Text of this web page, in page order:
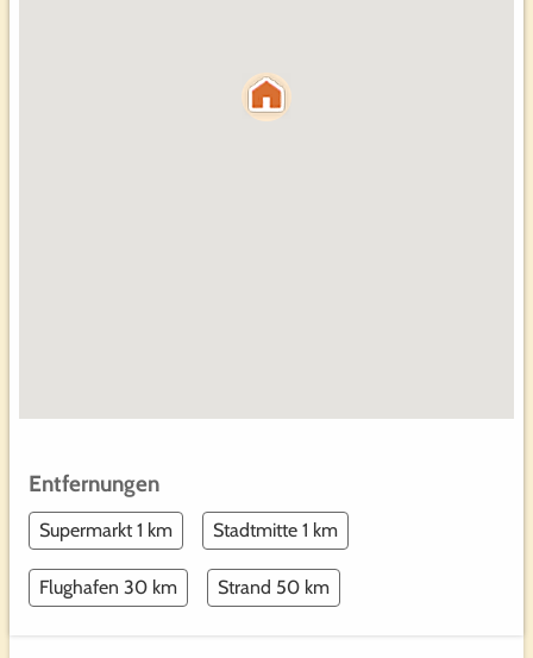
Entfernungen
Supermarkt 1 km Stadtmitte 1 km
Flughafen 30 km Strand 50 km